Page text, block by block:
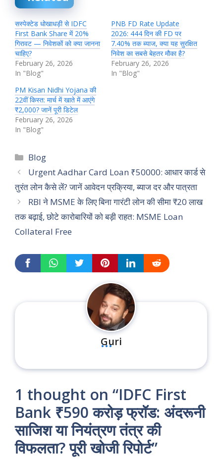
सस्पेक्टेड धोखाधड़ी से IDFC
First Bank Share में 20%
गिरावट — निवेशकों को क्या जानना
चाहिए?
February 26, 2026
In "Blog"
PNB FD Rate Update
2026: 444 दिन की FD पर
7.40% तक ब्याज, क्या यह सुरक्षित
निवेश का सबसे बेहतर मौका है?
February 26, 2026
In "Blog"
PM Kisan Nidhi Yojana की
22वीं किस्त: मार्च में खाते में आएंगे
₹2,000? जानें पूरी डिटेल
February 26, 2026
In "Blog"
Categories
Blog
Urgent Aadhar Card Loan ₹50000: आधार कार्ड से
तुरंत लोन कैसे लें? जानें आवेदन प्रक्रिया, ब्याज दर और पात्रता
RBI ने MSME के लिए बिना गारंटी लोन की सीमा ₹20 लाख
तक बढ़ाई, छोटे कारोबारियों को बड़ी राहत: MSME Loan
Collateral Free
Guri
...
1 thought on “IDFC First
Bank ₹590 करोड़ फ्रॉड: अंदरूनी
साजिश या नियंत्रण तंत्र की
विफलता? पूरी खोजी रिपोर्ट”